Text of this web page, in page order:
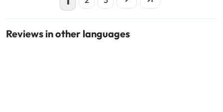
Reviews in other languages